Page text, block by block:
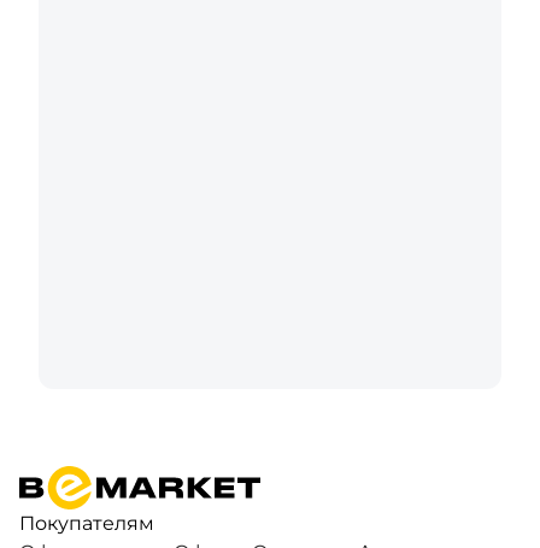
Покупателям